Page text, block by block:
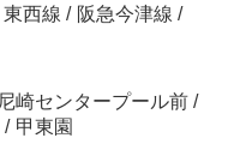
東西線 / 阪急今津線 /
尼崎センタープール前 /
/ 甲東園